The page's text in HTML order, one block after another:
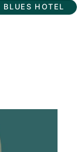
BLUES HOTEL